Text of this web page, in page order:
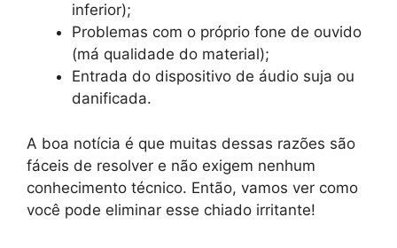
inferior);
Problemas com o próprio fone de ouvido
(má qualidade do material);
Entrada do dispositivo de áudio suja ou
danificada.
A boa notícia é que muitas dessas razões são
fáceis de resolver e não exigem nenhum
conhecimento técnico. Então, vamos ver como
você pode eliminar esse chiado irritante!